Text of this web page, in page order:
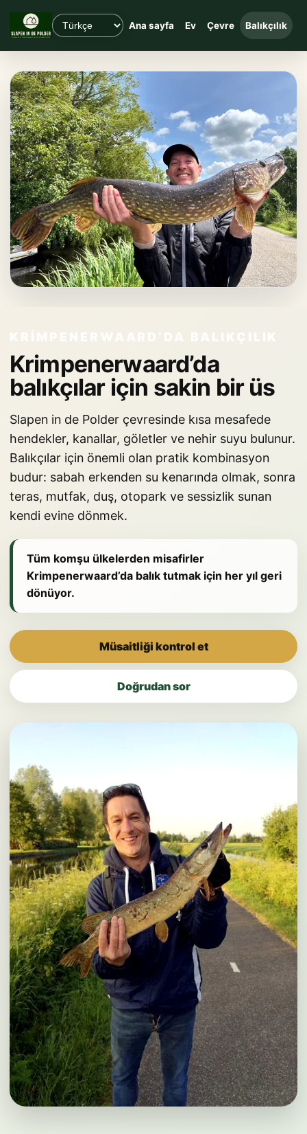
Ana sayfa Ev Çevre Balıkçılık
Krimpenerwaard’da
balıkçılar için sakin bir üs
Slapen in de Polder çevresinde kısa mesafede
hendekler, kanallar, göletler ve nehir suyu bulunur.
Balıkçılar için önemli olan pratik kombinasyon
budur: sabah erkenden su kenarında olmak, sonra
teras, mutfak, duş, otopark ve sessizlik sunan
kendi evine dönmek.
Tüm komşu ülkelerden misafirler
Krimpenerwaard’da balık tutmak için her yıl geri
dönüyor.
Müsaitliği kontrol et
Doğrudan sor